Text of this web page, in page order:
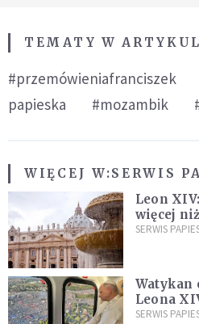
TEMATY W
#przemówieniafranciszek
papieska
#mozambik
WIĘCEJ W:SERWIS
Leon
więcej
ją na
SERWIS
Watykan
Leona
kraje
SERWIS